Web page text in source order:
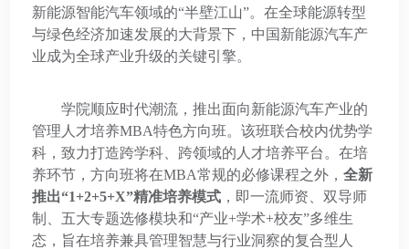
新能源智能汽车领域的“半壁江山”。在全球能源转型
与绿色经济加速发展的大背景下， 中国新能源汽车产
业成为全球产业升级的关键引擎。
学院顺应时代潮流，推出面向新能源汽车产业的
管理人才培养MBA特色方向班。该班联合校内优势学
科，致力打造跨学科、跨领域的人才培养平台。在培
养环节，方向班将在MBA常规的必修课程之外，全新
推出“1+2+5+X”精准培养模式 ，即一流师资、双导师
制、五大专题选修模块和“产业+学术+校友”多维生
态，旨在培养兼具管理智慧与行业洞察的复合型人